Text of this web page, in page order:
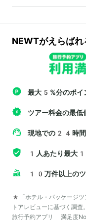
NEWTがえらばれ
最大5%分のポ
ツアー料金の最
現地での24時間
1人あたり最大
10万件以上のツ
*「ホテル・パッケージツ
トアレビューに基づく
旅行予約アプリ 満足度